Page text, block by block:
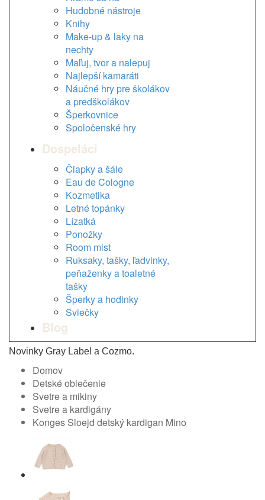
Hudobné nástroje
Knihy
Make-up & laky na
nechty
Maľuj, tvor a nalepuj
Najlepší kamaráti
Náučné hry pre školákov
a predškolákov
Šperkovnice
Spoločenské hry
Dospeláci
Čiapky a šále
Eau de Cologne
Kozmetika
Letné topánky
Lízatká
Ponožky
Room mist
Ruksaky, tašky, ľadvinky,
peňaženky a toaletné
tašky
Šperky a hodinky
Sviečky
Blog
Novinky Gray Label a Cozmo.
Domov
Detské oblečenie
Svetre a mikiny
Svetre a kardigány
Konges Sloejd detský kardigan Mino